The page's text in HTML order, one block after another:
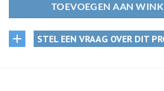
TOEVOEGEN AAN
STEL EEN VRAAG OVER DIT